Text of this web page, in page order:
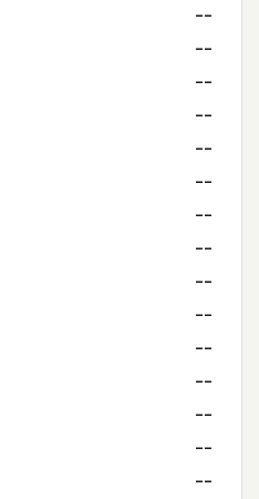
--
--
--
--
--
--
--
--
--
--
--
--
--
--
--